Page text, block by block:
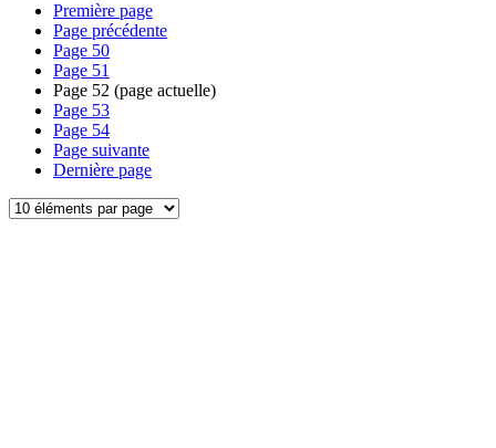
Première page
Page précédente
Page 50
Page 51
Page 52 (page actuelle)
Page 53
Page 54
Page suivante
Dernière page